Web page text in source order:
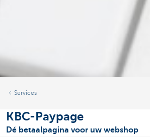
Services
KBC-Paypage
Dé betaalpagina voor uw webshop